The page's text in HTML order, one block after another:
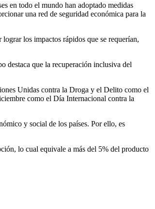
en todo el mundo han adoptado medidas
una red de seguridad económica para la
los impactos rápidos que se requerían,
destaca que la recuperación inclusiva del
Unidas contra la Droga y el Delito como el
como el Día Internacional contra la
y social de los países. Por ello, es
lo cual equivale a más del 5% del producto